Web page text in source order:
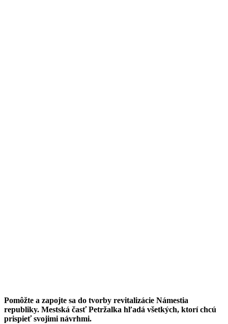
Pomôžte a zapojte sa do tvorby revitalizácie Námestia
republiky. Mestská časť Petržalka hľadá všetkých, ktorí chcú
prispieť svojimi návrhmi.